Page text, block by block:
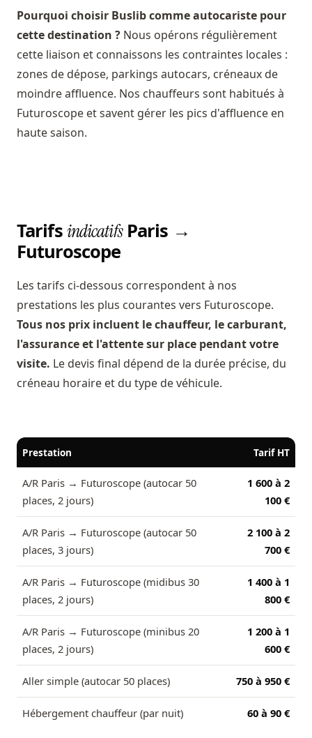
Pourquoi choisir Buslib comme autocariste pour
cette destination ? Nous opérons régulièrement
cette liaison et connaissons les contraintes locales :
zones de dépose, parkings autocars, créneaux de
moindre affluence. Nos chauffeurs sont habitués à
Futuroscope et savent gérer les pics d'affluence en
haute saison.
TarifsindicatifsParis →
Futuroscope
Les tarifs ci-dessous correspondent à nos
prestations les plus courantes vers Futuroscope.
Tous nos prix incluent le chauffeur, le carburant,
l'assurance et l'attente sur place pendant votre
visite. Le devis final dépend de la durée précise, du
créneau horaire et du type de véhicule.
Prestation Tarif HT
A/R Paris → Futuroscope (autocar 50
places, 2 jours)
1 600 à 2
100 €
A/R Paris → Futuroscope (autocar 50
places, 3 jours)
2 100 à 2
700 €
A/R Paris → Futuroscope (midibus 30
places, 2 jours)
1 400 à 1
800 €
A/R Paris → Futuroscope (minibus 20
places, 2 jours)
1 200 à 1
600 €
Aller simple (autocar 50 places) 750 à 950 €
Hébergement chauffeur (par nuit) 60 à 90 €